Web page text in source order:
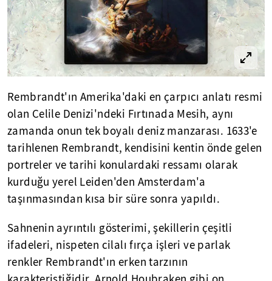
Rembrandt'ın Amerika'daki en çarpıcı anlatı resmi
olan Celile Denizi'ndeki Fırtınada Mesih, aynı
zamanda onun tek boyalı deniz manzarası. 1633'e
tarihlenen Rembrandt, kendisini kentin önde gelen
portreler ve tarihi konulardaki ressamı olarak
kurduğu yerel Leiden'den Amsterdam'a
taşınmasından kısa bir süre sonra yapıldı.
Sahnenin ayrıntılı gösterimi, şekillerin çeşitli
ifadeleri, nispeten cilalı fırça işleri ve parlak
renkler Rembrandt'ın erken tarzının